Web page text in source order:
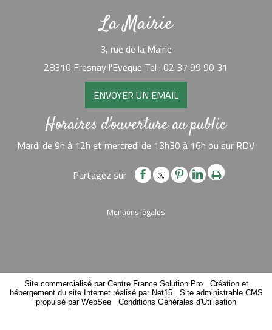
La Mairie
3, rue de la Mairie
28310 Fresnay l'Eveque Tel : 02 37 99 90 31
ENVOYER UN EMAIL
Horaires d'ouverture au public
Mardi de 9h à 12h et mercredi de 13h30 à 16h ou sur RDV
Mentions légales
Site commercialisé par Centre France Solution Pro- Création et
hébergement du site Internet réalisé par Net15- Site administrable CMS
propulsé par WebSee
Conditions Générales d'Utilisation